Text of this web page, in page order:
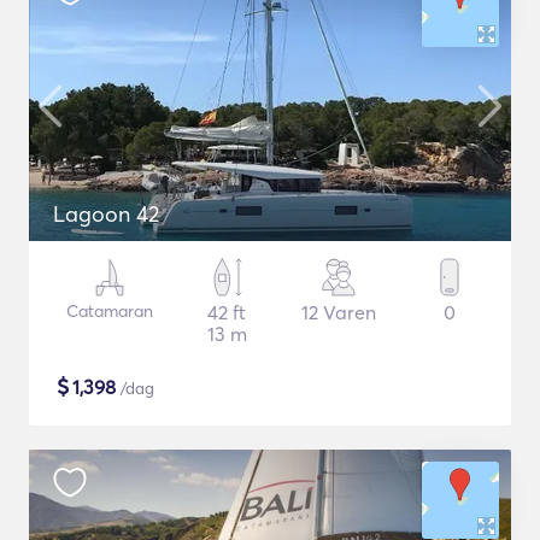
Lagoon 42
Catamaran
42 ft
13 m
12 Varen 0
$1,398 /dag